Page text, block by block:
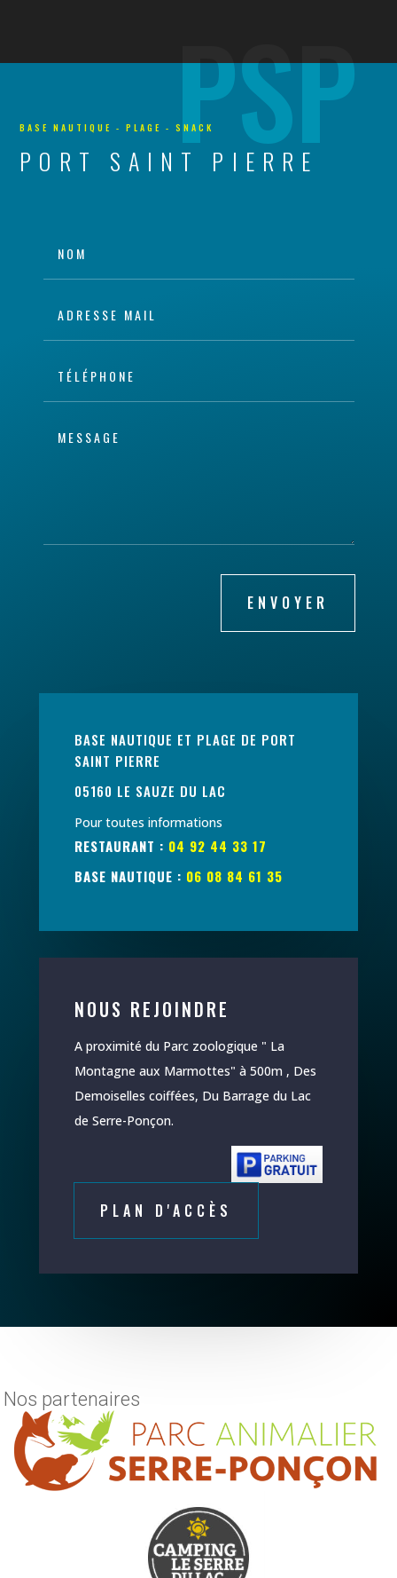
PSP
BASE NAUTIQUE - PLAGE - SNACK
PORT SAINT PIERRE
ENVOYER
BASE NAUTIQUE ET PLAGE DE PORT
SAINT PIERRE
05160 LE SAUZE DU LAC
Pour toutes informations
RESTAURANT : 04 92 44 33 17
BASE NAUTIQUE : 06 08 84 61 35
NOUS REJOINDRE
A proximité du Parc zoologique " La
Montagne aux Marmottes" à 500m , Des
Demoiselles coiffées, Du Barrage du Lac
de Serre-Ponçon.
PLAN D'ACCÈS
Nos partenaires